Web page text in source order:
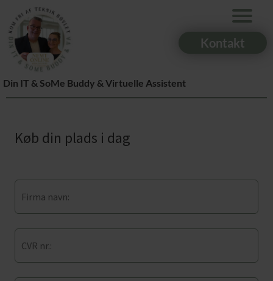
Kontakt
Din IT & SoMe Buddy & Virtuelle Assistent
Køb din plads i dag